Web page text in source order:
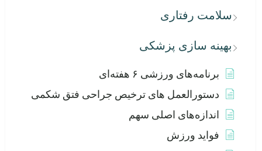
سلامت رفتاری
بهینه سازی پزشکی
برنامه‌های ورزشی ۶ هفته‌ای
دستورالعمل های ترخیص جراحی فتق شکمی
اندازه‌های اصلی سهم
فواید ورزش